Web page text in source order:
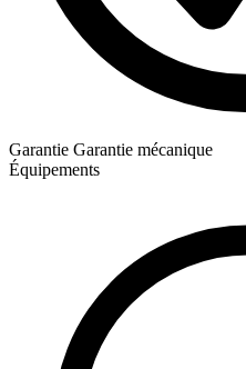
Garantie Garantie mécanique
Équipements